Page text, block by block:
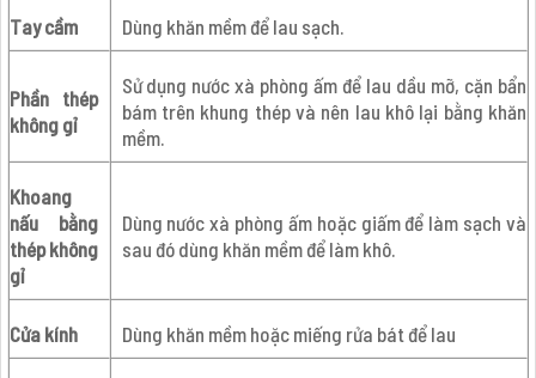
Tay cầm Dùng khăn mềm để lau sạch.
Phần thép
không gỉ
Sử dụng nước xà phòng ấm để lau dầu mỡ, cặn bẩn
bám trên khung thép và nên lau khô lại bằng khăn
mềm.
Khoang
nấu bằng
thép không
gỉ
Dùng nước xà phòng ấm hoặc giấm để làm sạch và
sau đó dùng khăn mềm để làm khô.
Cửa kính Dùng khăn mềm hoặc miếng rửa bát để lau